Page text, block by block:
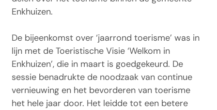
Enkhuizen.
De bijeenkomst over ‘jaarrond toerisme’ was in
lijn met de Toeristische Visie ‘Welkom in
Enkhuizen’, die in maart is goedgekeurd. De
sessie benadrukte de noodzaak van continue
vernieuwing en het bevorderen van toerisme
het hele jaar door. Het leidde tot een betere